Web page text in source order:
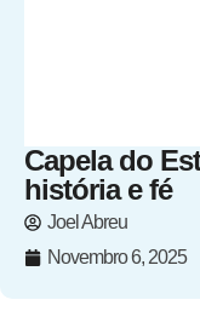
Capela do
história e fé
Joel Abreu
Novembro 6, 2025